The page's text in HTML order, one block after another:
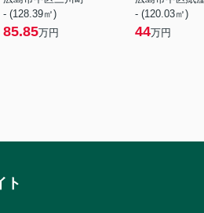
- (128.39㎡)
85.85万円
- (120.03㎡)
44万円
ト